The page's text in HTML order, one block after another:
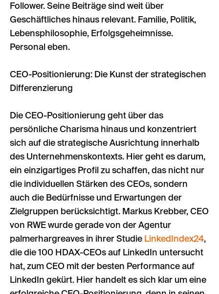
Follower. Seine Beiträge sind weit über
Geschäftliches hinaus relevant. Familie, Politik,
Lebensphilosophie, Erfolgsgeheimnisse.
Personal eben.
CEO-Positionierung: Die Kunst der strategischen
Differenzierung
Die CEO-Positionierung geht über das
persönliche Charisma hinaus und konzentriert
sich auf die strategische Ausrichtung innerhalb
des Unternehmenskontexts. Hier geht es darum,
ein einzigartiges Profil zu schaffen, das nicht nur
die individuellen Stärken des CEOs, sondern
auch die Bedürfnisse und Erwartungen der
Zielgruppen berücksichtigt. Markus Krebber, CEO
von RWE wurde gerade von der Agentur
palmerhargreaves in ihrer Studie LinkedIndex24,
die die 100 HDAX-CEOs auf LinkedIn untersucht
hat, zum CEO mit der besten Performance auf
LinkedIn gekürt. Hier handelt es sich klar um eine